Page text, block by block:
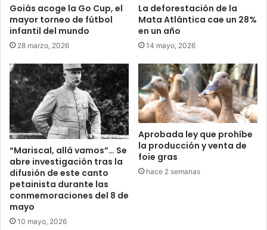
Goiás acoge la Go Cup, el
mayor torneo de fútbol
infantil del mundo
28 marzo, 2026
La deforestación de la
Mata Atlántica cae un 28%
en un año
14 mayo, 2026
“Mariscal, allá vamos”… Se
abre investigación tras la
difusión de este canto
petainista durante las
conmemoraciones del 8 de
mayo
10 mayo, 2026
Aprobada ley que prohíbe
la producción y venta de
foie gras
hace 2 semanas